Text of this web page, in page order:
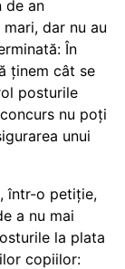
de an
dar nu au
În
ținem cât se
posturile
nu poți
unui
într-o petiție,
a nu mai
la plata
copiilor: